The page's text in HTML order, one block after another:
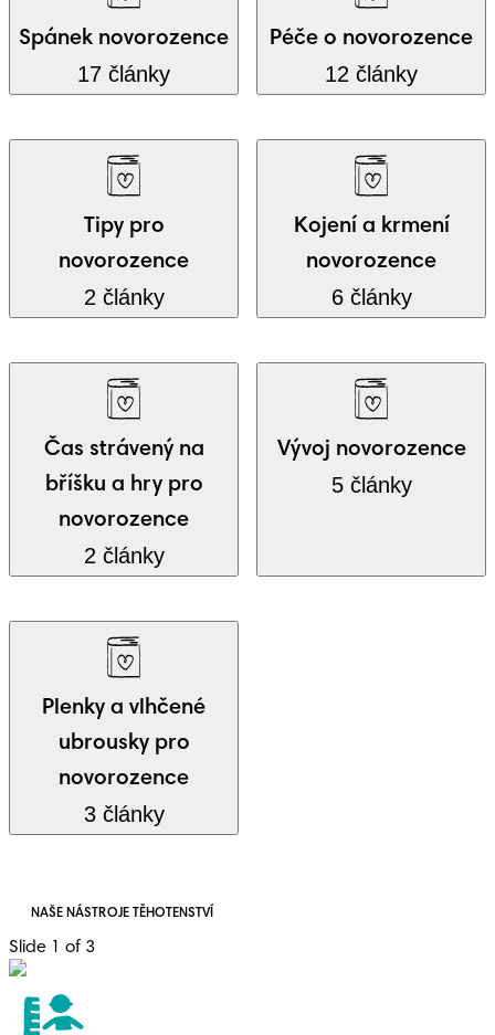
NAŠE NÁSTROJE TĚHOTENSTVÍ
Slide 1 of 3
Spánek novorozence
17 články
Péče o novorozence
12 články
Tipy pro
novorozence
2 články
Kojení a krmení
novorozence
6 články
Čas strávený na
bříšku a hry pro
novorozence
2 články
Vývoj novorozence
5 články
Plenky a vlhčené
ubrousky pro
novorozence
3 články